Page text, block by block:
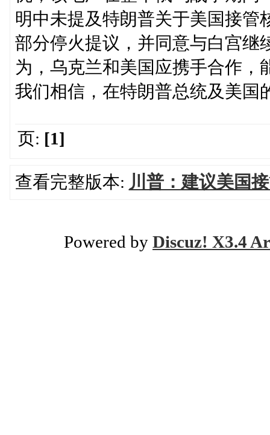
明中未提及特朗普关于美国接管
部分停火提议，并同意与白宫继
为，乌克兰和美国应携手合作，
我们相信，在特朗普总统及美国
页: [1]
查看完整版本: 川普：建议美国
Powered by Discuz! X3.4